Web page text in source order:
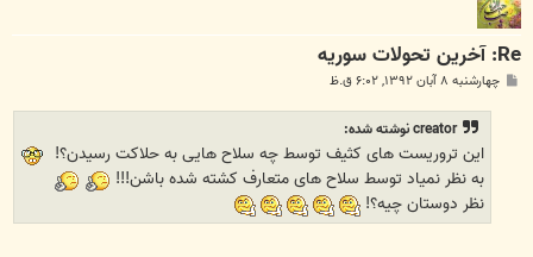
Re: آخرين تحولات سوريه
پ چهارشنبه ۸ آبان ۱۳۹۲, ۶:۰۲ ق.ظ
creator نوشته شده:
این تروریست های کثیف توسط چه سلاح هایی به حلاکت رسیدن؟!
به نظر نمیاد توسط سلاح های متعارف کشته شده باشن!!!
نظر دوستان چیه؟!